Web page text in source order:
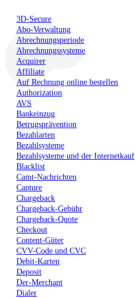
3D-Secure
Abo-Verwaltung
Abrechnungsperiode
Abrechnungssysteme
Acquirer
Affiliate
Auf Rechnung online bestellen
Authorization
AVS
Bankeinzug
Betrugsprävention
Bezahlarten
Bezahlsysteme
Bezahlsysteme und der Internetkauf
Blacklist
Camt-Nachrichten
Capture
Chargeback
Chargeback-Gebühr
Chargeback-Quote
Checkout
Content-Güter
CVV-Code und CVC
Debit-Karten
Deposit
Der-Merchant
Dialer